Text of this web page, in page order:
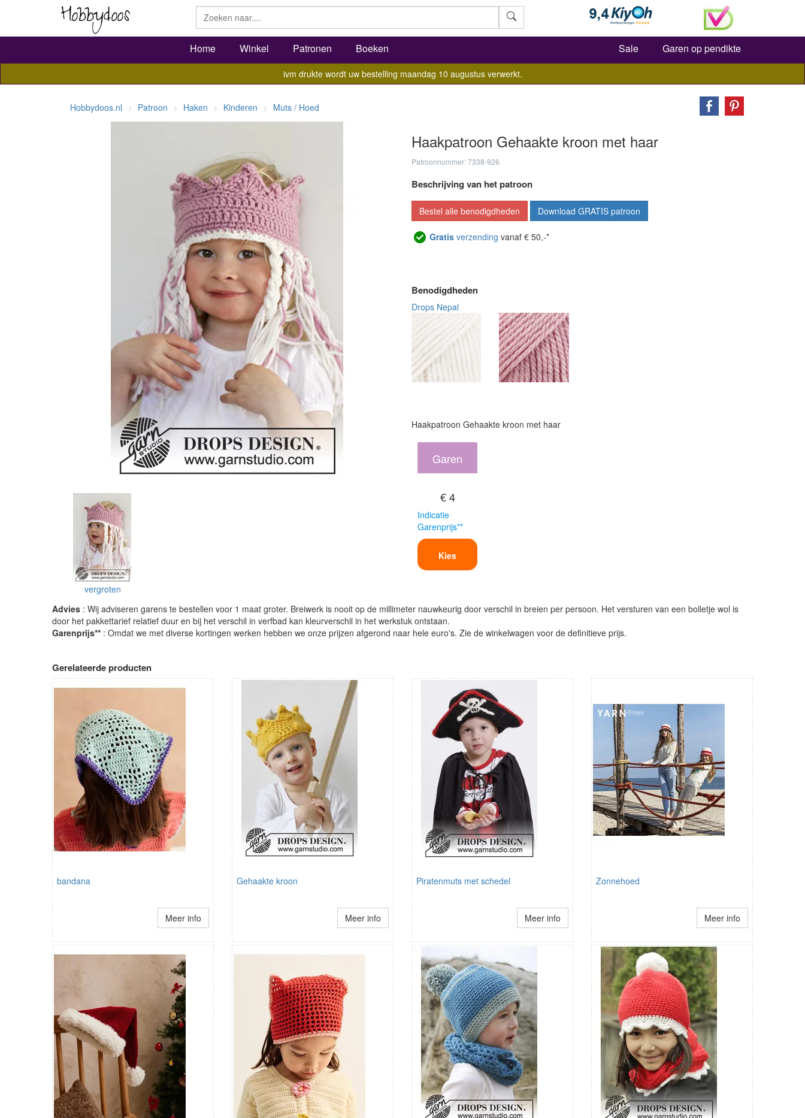
Zoeken
Home Winkel Patronen Boeken Sale Garen op pendikte
ivm drukte wordt uw bestelling maandag 10 augustus verwerkt.
Hobbydoos.nl Patroon Haken Kinderen Muts / Hoed
vergroten
Haakpatroon Gehaakte kroon met haar
Patroonnummer: 7338-926
Beschrijving van het patroon
Bestel alle benodigdheden Download GRATIS patroon
Gratis verzending vanaf € 50,-*
Benodigdheden
Drops Nepal
Haakpatroon Gehaakte kroon met haar
Garen
€ 4
Indicatie
Garenprijs**
Kies
Advies : Wij adviseren garens te bestellen voor 1 maat groter. Breiwerk is nooit op de millimeter nauwkeurig door verschil in breien per persoon. Het versturen van een bolletje wol is
door het pakkettarief relatief duur en bij het verschil in verfbad kan kleurverschil in het werkstuk ontstaan.
Garenprijs** : Omdat we met diverse kortingen werken hebben we onze prijzen afgerond naar hele euro's. Zie de winkelwagen voor de definitieve prijs.
Gerelateerde producten
bandana
Meer info
Gehaakte kroon
Meer info
Piratenmuts met schedel
Meer info
Zonnehoed
Meer info